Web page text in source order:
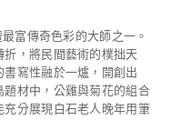
富傳奇色彩的大師之一。
，將民間藝術的樸拙天
寫性融於一爐，開創出
題材中，公雞與菊花的組合
分展現白石老人晚年用筆